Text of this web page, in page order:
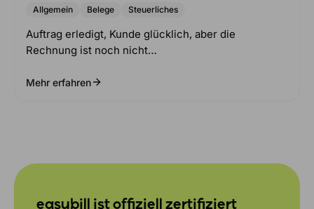
Allgemein Belege Steuerliches
Auftrag erledigt, Kunde glücklich, aber die
Rechnung ist noch nicht…
Mehr erfahren
easybill ist offiziell zertifiziert